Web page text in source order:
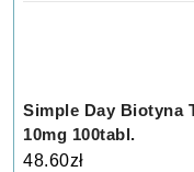
Simple Day Biotyna
10mg 100tabl.
48.60zł